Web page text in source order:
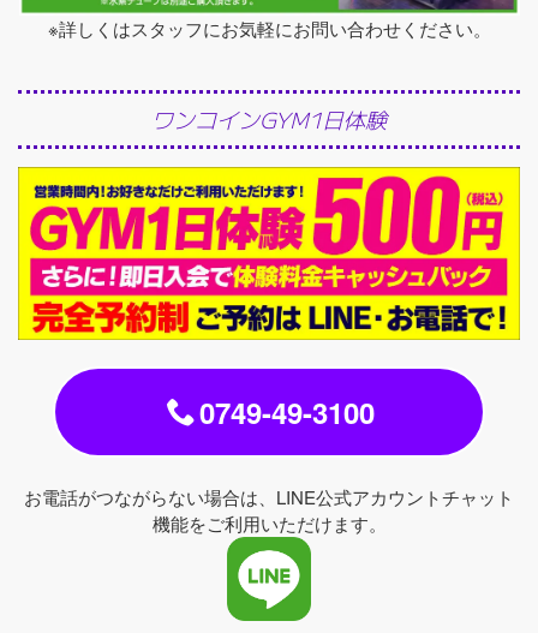
※詳しくはスタッフにお気軽にお問い合わせください。
ワンコインGYM1日体験
0749-49-3100
お電話がつながらない場合は、LINE公式アカウントチャット
機能をご利用いただけます。